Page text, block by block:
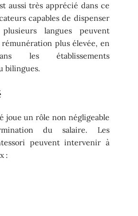
aussi très apprécié dans ce
capables de dispenser
langues peuvent
plus élevée, en
les établissements
bilingues.
joue un rôle non négligeable
du salaire. Les
peuvent intervenir à
: